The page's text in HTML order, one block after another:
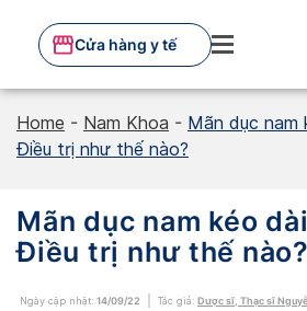
content
Cửa hàng y tế
Home - Nam Khoa - Mãn dục nam
Điều trị như thế nào?
Mãn dục nam kéo
Điều trị như thế nào?
Ngày cập nhật: 14/09/22 Tác giả: Dược sĩ, Thạc sĩ